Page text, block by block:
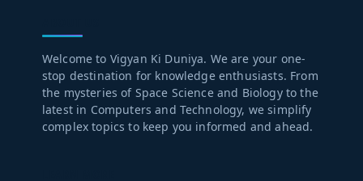
Welcome to Vigyan Ki Duniya. We are your one-
stop destination for knowledge enthusiasts. From
the mysteries of Space Science and Biology to the
latest in Computers and Technology, we simplify
complex topics to keep you informed and ahead.